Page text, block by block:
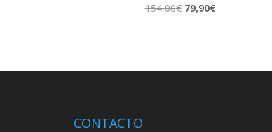
154,00€ El
154,00€.
79,90€El
79,90€.
CONTACTO